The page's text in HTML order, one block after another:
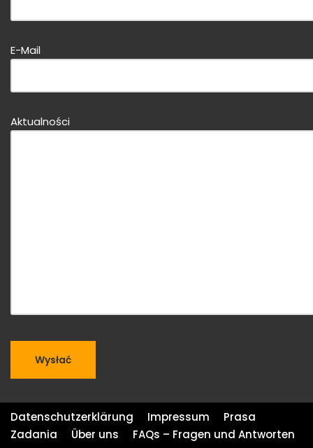
Bitte dieses Feld leer lassen!
E-Mail
Aktualności
Datenschutzerklärung Impressum
Prasa
Zadania
Über uns FAQs – Fragen und Antworten